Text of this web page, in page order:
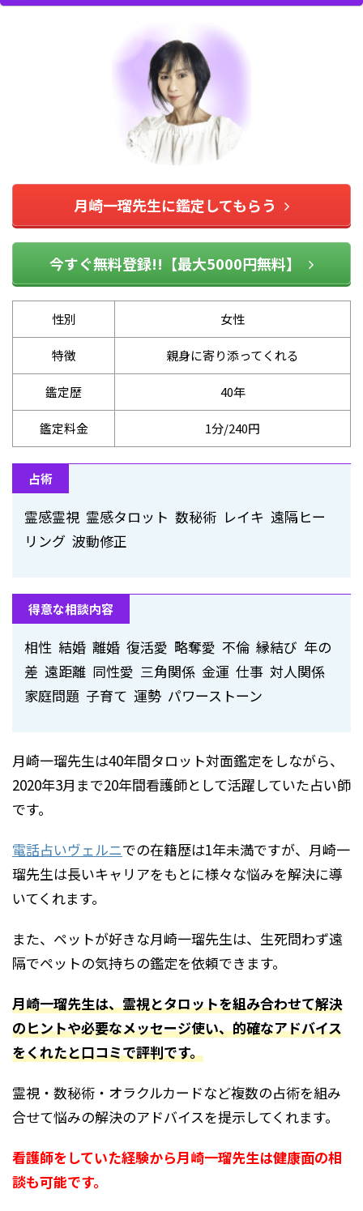
月崎一瑠先生に鑑定してもらう
今すぐ無料登録!!【最大5000円無料】
性別 女性
特徴 親身に寄り添ってくれる
鑑定歴 40年
鑑定料金 1分/240円
占術
霊感霊視 霊感タロット 数秘術 レイキ 遠隔ヒー
リング 波動修正
得意な相談内容
相性 結婚 離婚 復活愛 略奪愛 不倫 縁結び 年の
差 遠距離 同性愛 三角関係 金運 仕事 対人関係
家庭問題 子育て 運勢 パワーストーン
月崎一瑠先生は40年間タロット対面鑑定をしながら、
2020年3月まで20年間看護師として活躍していた占い師
です。
電話占いヴェルニでの在籍歴は1年未満ですが、 月崎一
瑠先生は長いキャリアをもとに様々な悩みを解決に導
いてくれます。
また、ペットが好きな月崎一瑠先生は、生死問わず遠
隔でペットの気持ちの鑑定を依頼できます。
月崎一瑠先生は、霊視とタロットを組み合わせて解決
のヒントや必要なメッセージ使い、的確なアドバイス
をくれたと口コミで評判です。
霊視・数秘術・オラクルカードなど複数の占術を組み
合せて悩みの解決のアドバイスを提示してくれます。
看護師をしていた経験から月崎一瑠先生は健康面の相
談も可能です。